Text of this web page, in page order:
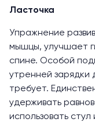
Ласточка
Упражнение
мышцы, улучшает
спине. Особой
утренней
требует.
удерживать
использовать стул